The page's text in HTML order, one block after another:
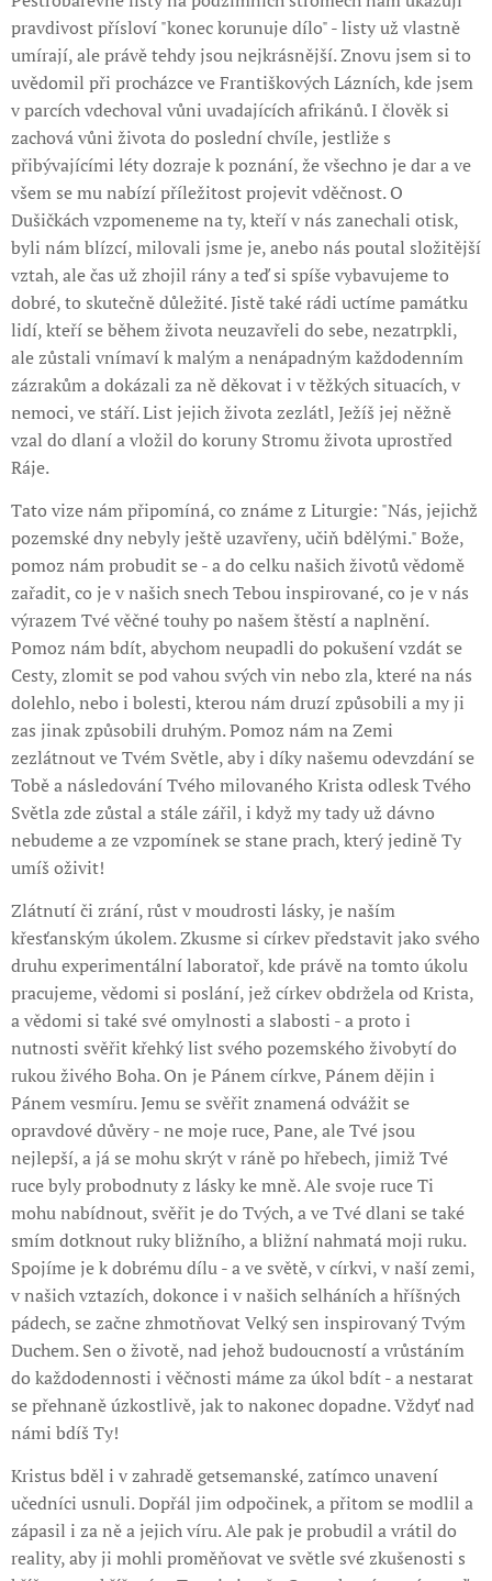
pravdivost přísloví "konec korunuje dílo" - listy už vlastně
umírají, ale právě tehdy jsou nejkrásnější. Znovu jsem si to
uvědomil při procházce ve Františkových Lázních, kde jsem
v parcích vdechoval vůni uvadajících afrikánů. I člověk si
zachová vůni života do poslední chvíle, jestliže s
přibývajícími léty dozraje k poznání, že všechno je dar a ve
všem se mu nabízí příležitost projevit vděčnost. O
Dušičkách vzpomeneme na ty, kteří v nás zanechali otisk,
byli nám blízcí, milovali jsme je, anebo nás poutal složitější
vztah, ale čas už zhojil rány a teď si spíše vybavujeme to
dobré, to skutečně důležité. Jistě také rádi uctíme památku
lidí, kteří se během života neuzavřeli do sebe, nezatrpkli,
ale zůstali vnímaví k malým a nenápadným každodenním
zázrakům a dokázali za ně děkovat i v těžkých situacích, v
nemoci, ve stáří. List jejich života zezlátl, Ježíš jej něžně
vzal do dlaní a vložil do koruny Stromu života uprostřed
Ráje.
Tato vize nám připomíná, co známe z Liturgie: "Nás, jejichž
pozemské dny nebyly ještě uzavřeny, učiň bdělými." Bože,
pomoz nám probudit se - a do celku našich životů vědomě
zařadit, co je v našich snech Tebou inspirované, co je v nás
výrazem Tvé věčné touhy po našem štěstí a naplnění.
Pomoz nám bdít, abychom neupadli do pokušení vzdát se
Cesty, zlomit se pod vahou svých vin nebo zla, které na nás
dolehlo, nebo i bolesti, kterou nám druzí způsobili a my ji
zas jinak způsobili druhým. Pomoz nám na Zemi
zezlátnout ve Tvém Světle, aby i díky našemu odevzdání se
Tobě a následování Tvého milovaného Krista odlesk Tvého
Světla zde zůstal a stále zářil, i když my tady už dávno
nebudeme a ze vzpomínek se stane prach, který jedině Ty
umíš oživit!
Zlátnutí či zrání, růst v moudrosti lásky, je naším
křesťanským úkolem. Zkusme si církev představit jako svého
druhu experimentální laboratoř, kde právě na tomto úkolu
pracujeme, vědomi si poslání, jež církev obdržela od Krista,
a vědomi si také své omylnosti a slabosti - a proto i
nutnosti svěřit křehký list svého pozemského živobytí do
rukou živého Boha. On je Pánem církve, Pánem dějin i
Pánem vesmíru. Jemu se svěřit znamená odvážit se
opravdové důvěry - ne moje ruce, Pane, ale Tvé jsou
nejlepší, a já se mohu skrýt v ráně po hřebech, jimiž Tvé
ruce byly probodnuty z lásky ke mně. Ale svoje ruce Ti
mohu nabídnout, svěřit je do Tvých, a ve Tvé dlani se také
smím dotknout ruky bližního, a bližní nahmatá moji ruku.
Spojíme je k dobrému dílu - a ve světě, v církvi, v naší zemi,
v našich vztazích, dokonce i v našich selháních a hříšných
pádech, se začne zhmotňovat Velký sen inspirovaný Tvým
Duchem. Sen o životě, nad jehož budoucností a vrůstáním
do každodennosti i věčnosti máme za úkol bdít - a nestarat
se přehnaně úzkostlivě, jak to nakonec dopadne. Vždyť nad
námi bdíš Ty!
Kristus bděl i v zahradě getsemanské, zatímco unavení
učedníci usnuli. Dopřál jim odpočinek, a přitom se modlil a
zápasil i za ně a jejich víru. Ale pak je probudil a vrátil do
reality, aby ji mohli proměňovat ve světle své zkušenosti s